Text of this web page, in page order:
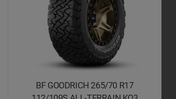
BF GOODRICH 265/70 R17